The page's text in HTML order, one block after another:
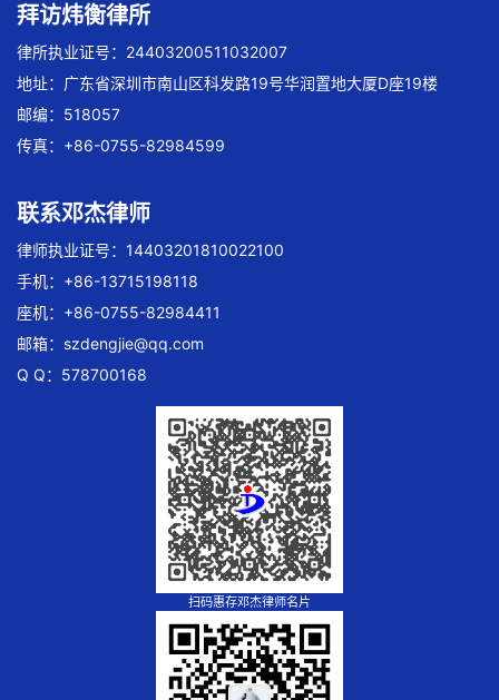
拜访炜衡律所
律所执业证号：24403200511032007
地址：广东省深圳市南山区科发路19号华润置地大厦D座19楼
邮编：518057
传真：+86-0755-82984599
联系邓杰律师
律师执业证号：14403201810022100
手机：+86-13715198118
座机：+86-0755-82984411
邮箱： szdengjie@qq.com
Q Q：578700168
扫码惠存邓杰律师名片